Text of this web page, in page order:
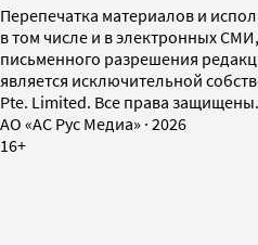
Перепечатка материалов и
в том числе и в электронных
письменного разрешения
является исключительной
Pte. Limited. Все права защищены.
AO «АС Рус Медиа» · 2026
16+